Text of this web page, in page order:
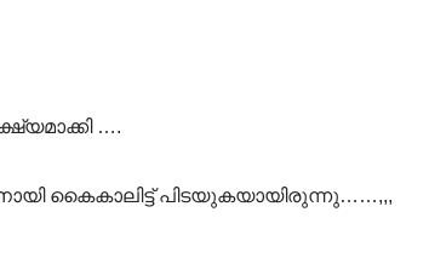
….
കൈകാലിട്ട് പിടയുകയായിരുന്നു……,,,